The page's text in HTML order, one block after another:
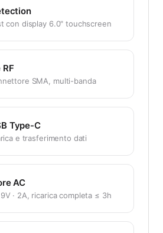
con display 6.0" touchscreen
SMA, multi-banda
Type-C
e trasferimento dati
AC
· 2A, ricarica completa ≤ 3h